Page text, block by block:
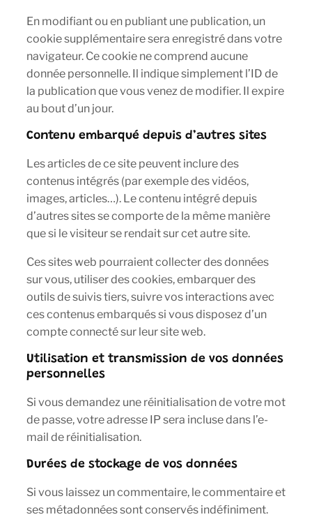
En modifiant ou en publiant une publication, un
cookie supplémentaire sera enregistré dans votre
navigateur. Ce cookie ne comprend aucune
donnée personnelle. Il indique simplement l’ID de
la publication que vous venez de modifier. Il expire
au bout d’un jour.
Contenu embarqué depuis d’autres sites
Les articles de ce site peuvent inclure des
contenus intégrés (par exemple des vidéos,
images, articles…). Le contenu intégré depuis
d’autres sites se comporte de la même manière
que si le visiteur se rendait sur cet autre site.
Ces sites web pourraient collecter des données
sur vous, utiliser des cookies, embarquer des
outils de suivis tiers, suivre vos interactions avec
ces contenus embarqués si vous disposez d’un
compte connecté sur leur site web.
Utilisation et transmission de vos données
personnelles
Si vous demandez une réinitialisation de votre mot
de passe, votre adresse IP sera incluse dans l’e-
mail de réinitialisation.
Durées de stockage de vos données
Si vous laissez un commentaire, le commentaire et
ses métadonnées sont conservés indéfiniment.